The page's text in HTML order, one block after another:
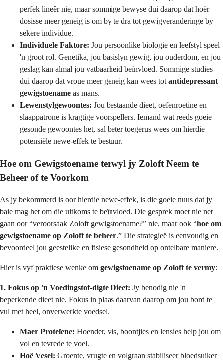
perfek lineêr nie, maar sommige bewyse dui daarop dat hoër
dosisse meer geneig is om by te dra tot gewigveranderinge by
sekere individue.
Individuele Faktore: Jou persoonlike biologie en leefstyl speel
'n groot rol. Genetika, jou basislyn gewig, jou ouderdom, en jou
geslag kan almal jou vatbaarheid beïnvloed. Sommige studies
dui daarop dat vroue meer geneig kan wees totantidepressant
gewigstoename as mans.
Lewenstylgewoontes: Jou bestaande dieet, oefenroetine en
slaappatrone is kragtige voorspellers. Iemand wat reeds goeie
gesonde gewoontes het, sal beter toegerus wees om hierdie
potensiële newe-effek te bestuur.
Hoe om Gewigstoename terwyl jy Zoloft Neem te
Beheer of te Voorkom
As jy bekommerd is oor hierdie newe-effek, is die goeie nuus dat jy
baie mag het om die uitkoms te beïnvloed. Die gesprek moet nie net
gaan oor “veroorsaak Zoloft gewigstoename?” nie, maar ook “hoe om
gewigstoename op Zoloft te beheer.” Die strategieë is eenvoudig en
bevoordeel jou geestelike en fisiese gesondheid op ontelbare maniere.
Hier is vyf praktiese wenke om gewigstoename op Zoloft te vermy:
1. Fokus op 'n Voedingstof-digte Dieet: Jy benodig nie 'n
beperkende dieet nie. Fokus in plaas daarvan daarop om jou bord te
vul met heel, onverwerkte voedsel.
Maer Proteïene: Hoender, vis, boontjies en lensies help jou om
vol en tevrede te voel.
Hoë Vesel: Groente, vrugte en volgraan stabiliseer bloedsuiker